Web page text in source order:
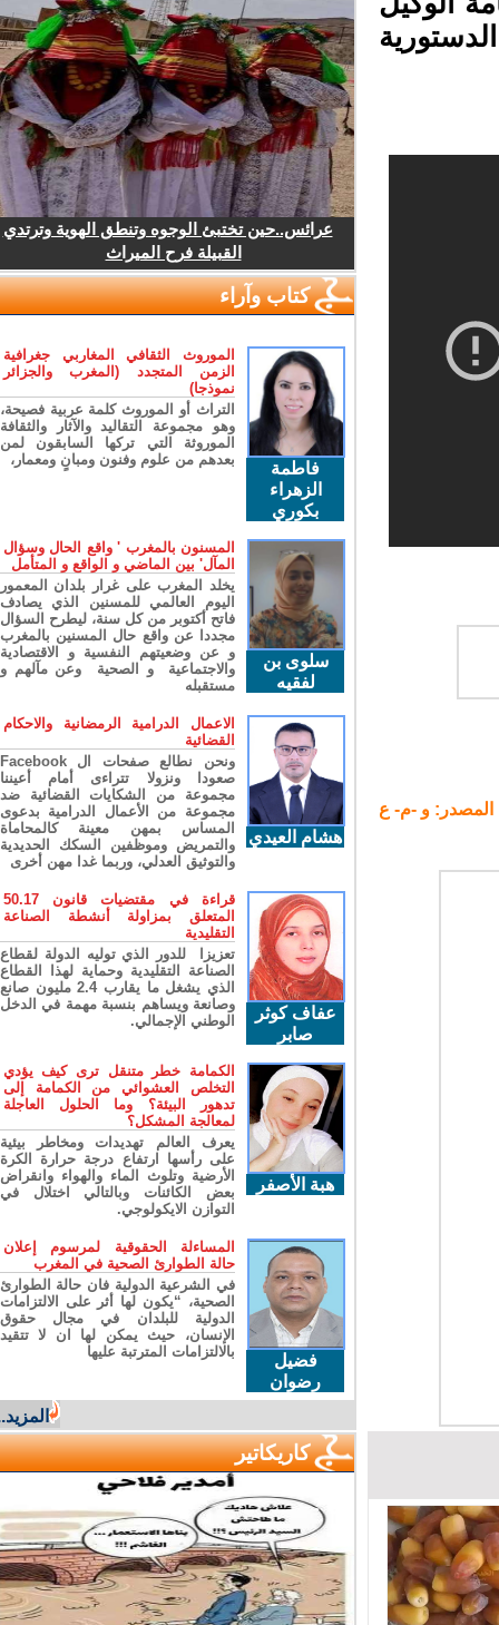
و -م- ع
عرائس..حين تختبئ الوجوه وتنطق الهوية وترتدي
القبيلة فرح الميراث
كتاب وآراء
فاطمة
الزهراء
بكوري
الموروث الثقافي المغاربي جغرافية
الزمن المتجدد (المغرب والجزائر
نموذجا)
التراث أو الموروث كلمة عربية فصيحة،
وهو مجموعة التقاليد والآثار والثقافة
الموروثة التي تركها السابقون لمن
بعدهم من علوم وفنون ومبانٍ ومعمار،
سلوى بن
لفقيه
المسنون بالمغرب ' واقع الحال وسؤال
المآل' بين الماضي و الواقع و المتأمل
يخلد المغرب على غرار بلدان المعمور
اليوم العالمي للمسنين الذي يصادف
فاتح أكتوبر من كل سنة، ليطرح السؤال
مجددا عن واقع حال المسنين بالمغرب
و عن وضعيتهم النفسية و الاقتصادية
والاجتماعية و الصحية وعن مآلهم و
مستقبله
هشام العيدي
الاعمال الدرامية الرمضانية والاحكام
القضائية
ونحن نطالع صفحات ال Facebook
صعودا ونزولا تتراءى أمام أعيننا
مجموعة من الشكايات القضائية ضد
مجموعة من الأعمال الدرامية بدعوى
المساس بمهن معينة كالمحاماة
والتمريض وموظفين السكك الحديدية
والتوثيق العدلي، وربما غدا مهن أخرى
عفاف كوثر
صابر
قراءة في مقتضيات قانون 50.17
المتعلق بمزاولة أنشطة الصناعة
التقليدية
تعزيزا للدور الذي توليه الدولة لقطاع
الصناعة التقليدية وحماية لهذا القطاع
الذي يشغل ما يقارب 2.4 مليون صانع
وصانعة ويساهم بنسبة مهمة في الدخل
الوطني الإجمالي.
هبة الأصفر
الكمامة خطر متنقل ترى كيف يؤدي
التخلص العشوائي من الكمامة إلى
تدهور البيئة؟ وما الحلول العاجلة
لمعالجة المشكل؟
يعرف العالم تهديدات ومخاطر بيئية
على رأسها ارتفاع درجة حرارة الكرة
الأرضية وتلوث الماء والهواء وانقراض
بعض الكائنات وبالتالي اختلال في
التوازن الايكولوجي.
فضيل
رضوان
المساءلة الحقوقية لمرسوم إعلان
حالة الطوارئ الصحية في المغرب
في الشرعية الدولية فان حالة الطوارئ
الصحية، “يكون لها أثر على الالتزامات
الدولية للبلدان في مجال حقوق
الإنسان، حيث يمكن لها ان لا تتقيد
بالالتزامات المترتبة عليها
المزيد...
كاريكاتير